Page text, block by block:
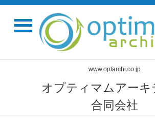
www.optarchi.co.jp
オプティマムアーキ
合同会社